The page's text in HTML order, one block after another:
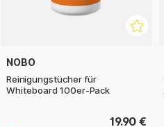
NOBO
Reinigungstücher für
Whiteboard 100er-Pack
19.90 €